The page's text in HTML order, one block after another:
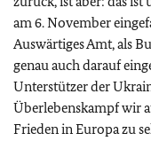
am 6. November
Auswärtiges Amt, als
genau auch darauf
Unterstützer der
Überlebenskampf wir
Frieden in Europa zu